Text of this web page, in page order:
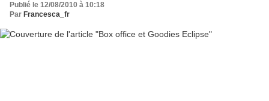
Publié le 12/08/2010 à 10:18
Par Francesca_fr